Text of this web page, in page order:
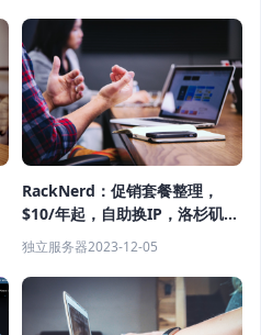
RackNerd：促销套餐整理，
$10/年起，自助换IP，洛杉矶/
圣何塞/西雅图/纽约等多机房
独立服务器2023-12-05